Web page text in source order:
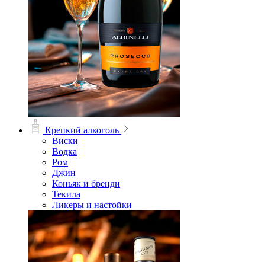
Крепкий алкоголь
Виски
Водка
Ром
Джин
Коньяк и бренди
Текила
Ликеры и настойки